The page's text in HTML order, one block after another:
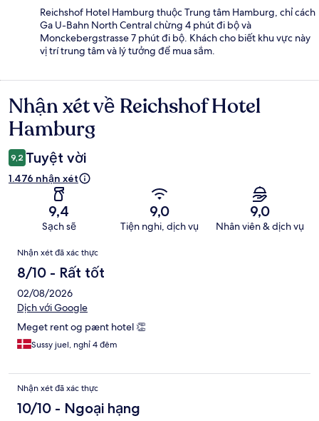
Reichshof Hotel Hamburg thuộc Trung tâm Hamburg, chỉ cách
Ga U-Bahn North Central chừng 4 phút đi bộ và
Monckebergstrasse 7 phút đi bộ. Khách cho biết khu vực này
vị trí trung tâm và lý tưởng để mua sắm.
Nhận
xét
Nhận xét về Reichshof Hotel
Hamburg
9,2 Tuyệt vời
1.476 nhận xét
9,4
Sạch sẽ
9,0
Tiện nghi, dịch vụ
9,0
Nhân viên & dịch vụ
Nhận
xét
Nhận xét đã xác thực
8/10 - Rất tốt
02/08/2026
Dịch với Google
Meget rent og pænt hotel 👏
Sussy juel, nghỉ 4 đêm
Nhận xét đã xác thực
10/10 - Ngoại hạng